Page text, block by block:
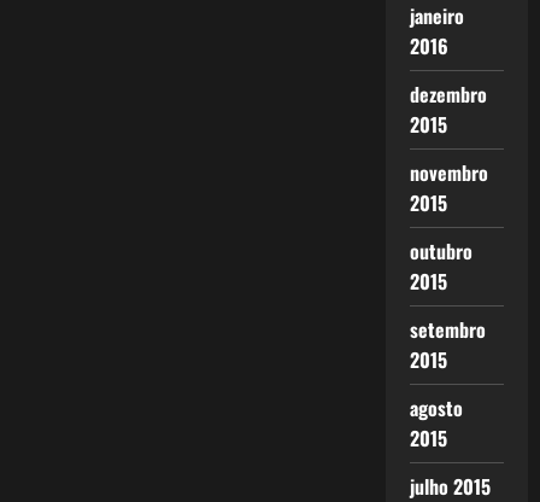
janeiro
2016
dezembro
2015
novembro
2015
outubro
2015
setembro
2015
agosto
2015
julho 2015